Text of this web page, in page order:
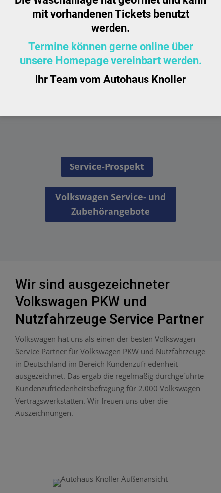
Abschleppdienst
Im Falle einer Panne leisten wir umgehend erste Hilfe.
Service-Prospekt
Volkswagen Service- und
Zubehörangebote
Wir sind ausgezeichneter
Volkswagen PKW und
Nutzfahrzeuge Service Partner
Volkswagen hat uns als einen der besten Volkswagen
Service Partner für Volkswagen PKW und Nutzfahrzeuge
in Deutschland im Bereich Kundenzufriedenheit
ausgezeichnet. Das ergab die regelmäßig durchgeführte
Kundenzufriedenheitsbefragung für 2.000 Volkswagen
Vertragswerkstätten. Wir freuen uns über die
Auszeichnungen.
mit vorhandenen Tickets benutzt
werden.
Termine können gerne online über
unsere Homepage vereinbart werden.
Ihr Team vom Autohaus Knoller